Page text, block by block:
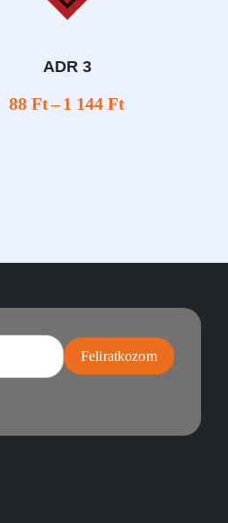
ADR 3
88Ft–1 144Ft
Feliratkozom